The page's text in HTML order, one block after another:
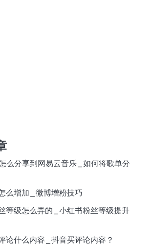
么分享到网易云音乐_如何将歌单分
么增加_微博增粉技巧
等级怎么弄的_小红书粉丝等级提升
论什么内容_抖音买评论内容？